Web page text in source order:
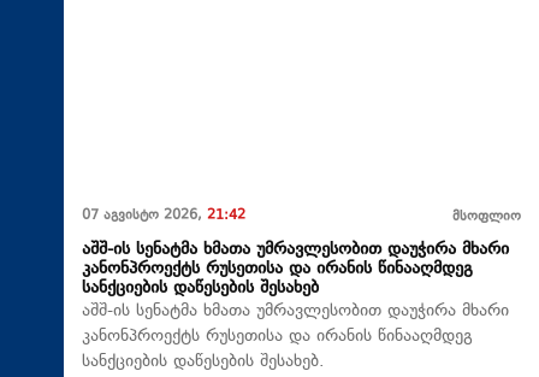
07 აგვისტო 2026, 21:42 მსოფლიო
აშშ-ის სენატმა ხმათა უმრავლესობით დაუჭირა მხარი
კანონპროექტს რუსეთისა და ირანის წინააღმდეგ
სანქციების დაწესების შესახებ
აშშ-ის სენატმა ხმათა უმრავლესობით დაუჭირა მხარი
კანონპროექტს რუსეთისა და ირანის წინააღმდეგ
სანქციების დაწესების შესახებ.